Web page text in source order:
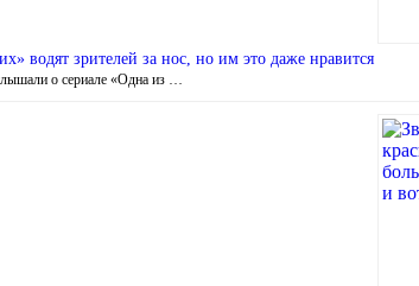
водят зрителей за нос, но им это даже нравится
о сериале «Одна из …